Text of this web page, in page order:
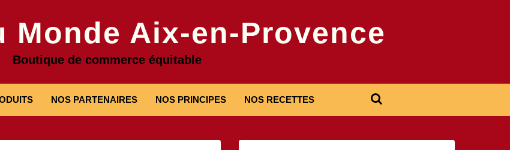
Monde Aix-en-Provence
Boutique de commerce équitable
NOS PARTENAIRES NOS PRINCIPES NOS RECETTES